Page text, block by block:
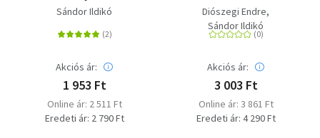
Sándor Ildikó
Akciós ár:
1 953 Ft
Online ár: 2 511 Ft
Eredeti ár: 2 790 Ft
érettségizőknek -
Közép- és emelt
szinten
Diószegi Endre
Sándor Ildikó
Akciós ár:
3 003 Ft
Online ár: 3 861 Ft
Eredeti ár: 4 290 Ft